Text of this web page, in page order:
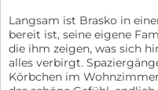
Langsam ist Brasko in
bereit ist, seine eigene
die ihm zeigen, was sich
alles verbirgt.
Körbchen im